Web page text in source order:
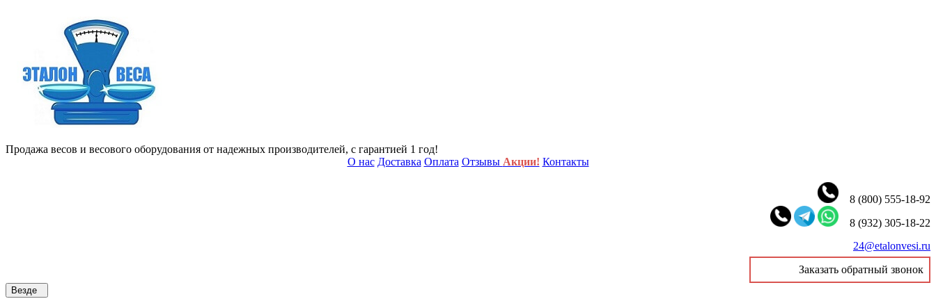
Продажа весов и весового оборудования от надежных производителей, с гарантией 1 год!
О нас Доставка Оплата Отзывы Акции! Контакты
8 (800) 555-18-92
8 (932) 305-18-22
24@etalonvesi.ru
Заказать обратный звонок
Везде